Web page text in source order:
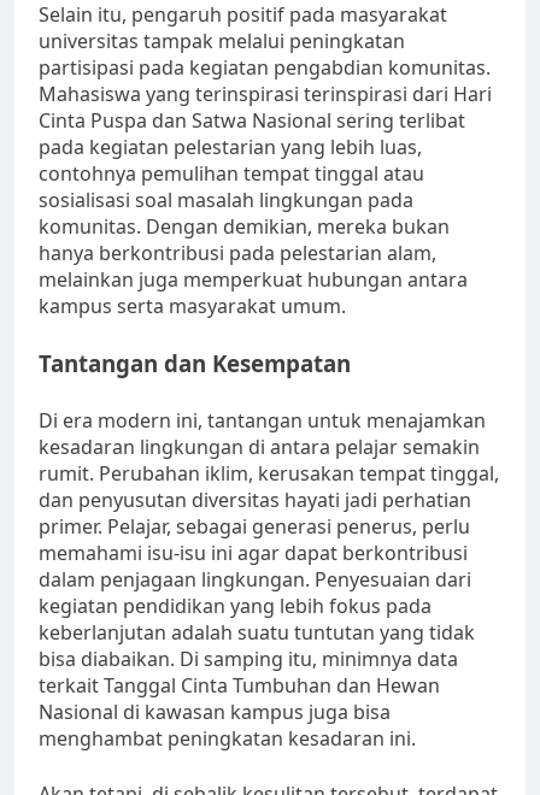
Selain itu, pengaruh positif pada masyarakat
universitas tampak melalui peningkatan
partisipasi pada kegiatan pengabdian komunitas.
Mahasiswa yang terinspirasi terinspirasi dari Hari
Cinta Puspa dan Satwa Nasional sering terlibat
pada kegiatan pelestarian yang lebih luas,
contohnya pemulihan tempat tinggal atau
sosialisasi soal masalah lingkungan pada
komunitas. Dengan demikian, mereka bukan
hanya berkontribusi pada pelestarian alam,
melainkan juga memperkuat hubungan antara
kampus serta masyarakat umum.
Tantangan dan Kesempatan
Di era modern ini, tantangan untuk menajamkan
kesadaran lingkungan di antara pelajar semakin
rumit. Perubahan iklim, kerusakan tempat tinggal,
dan penyusutan diversitas hayati jadi perhatian
primer. Pelajar, sebagai generasi penerus, perlu
memahami isu-isu ini agar dapat berkontribusi
dalam penjagaan lingkungan. Penyesuaian dari
kegiatan pendidikan yang lebih fokus pada
keberlanjutan adalah suatu tuntutan yang tidak
bisa diabaikan. Di samping itu, minimnya data
terkait Tanggal Cinta Tumbuhan dan Hewan
Nasional di kawasan kampus juga bisa
menghambat peningkatan kesadaran ini.